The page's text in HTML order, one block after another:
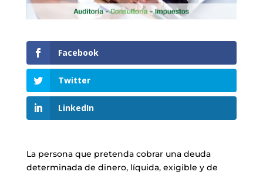
Facebook
Twitter
LinkedIn
La persona que pretenda cobrar una deuda
determinada de dinero, líquida, exigible y de